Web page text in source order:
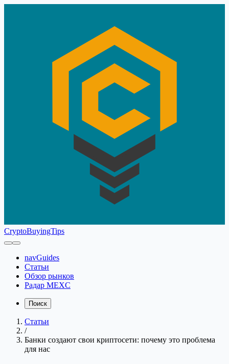
CryptoBuyingTips
navGuides
Статьи
Обзор рынков
Радар MEXC
Поиск
Статьи
/
Банки создают свои криптосети: почему это проблема
для нас